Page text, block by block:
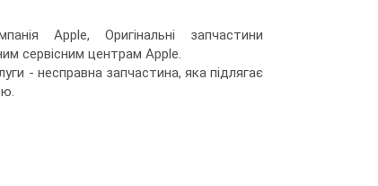
Apple, Оригінальні запчастини
сервісним центрам Apple.
- несправна запчастина, яка підлягає